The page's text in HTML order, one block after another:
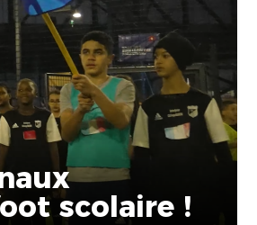
scolaire !